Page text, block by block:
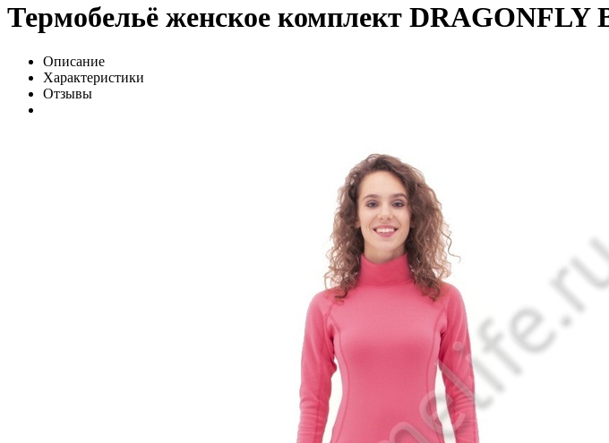
Термобельё женское комплект DRAGONFLY
Описание
Характеристики
Отзывы